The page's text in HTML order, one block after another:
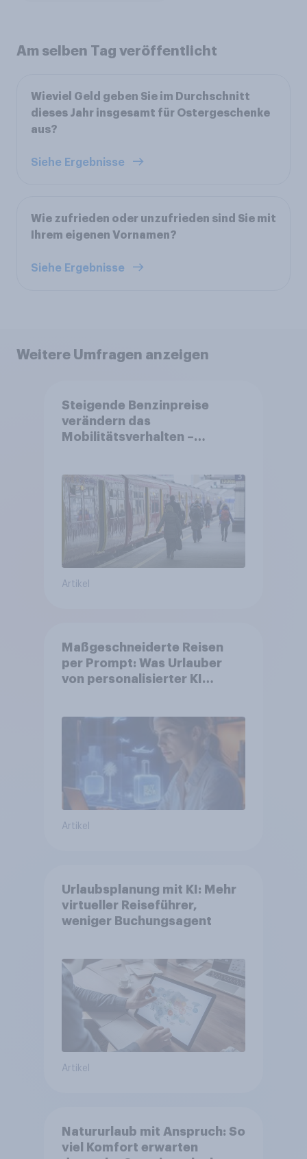
Am selben Tag veröffentlicht
Wieviel Geld geben Sie im Durchschnitt
dieses Jahr insgesamt für Ostergeschenke
aus?
Siehe Ergebnisse
Wie zufrieden oder unzufrieden sind Sie mit
Ihrem eigenen Vornamen?
Siehe Ergebnisse
Weitere Umfragen anzeigen
Steigende Benzinpreise
verändern das
Mobilitätsverhalten –
auf öffentliche
Verkehrsmittel um
Artikel
Maßgeschneiderte Reisen
per Prompt: Was Urlauber
von personalisierter KI
bereits genutzt werden
Artikel
Urlaubsplanung mit KI: Mehr
virtueller Reiseführer,
weniger Buchungsagent
Artikel
Natururlaub mit Anspruch: So
viel Komfort erwarten